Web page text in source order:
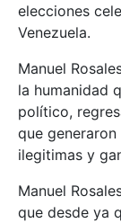
elecciones
Venezuela.
Manuel
la humanidad
político,
que
ilegitimas y
Manuel
que desde ya